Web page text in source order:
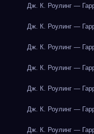
Дж. К. Роулинг —
Дж. К. Роулинг —
Дж. К. Роулинг —
Дж. К. Роулинг —
Дж. К. Роулинг —
Дж. К. Роулинг —
Дж. К. Роулинг —